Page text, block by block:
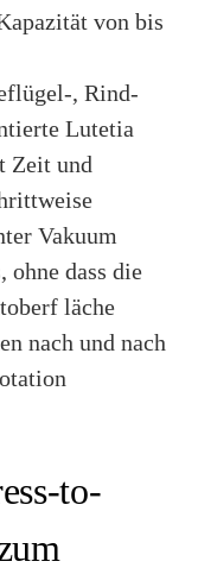
von bis
, Rind-
Lutetia
Zeit und
Vakuum
ohne dass die
läche
nach und nach
to-